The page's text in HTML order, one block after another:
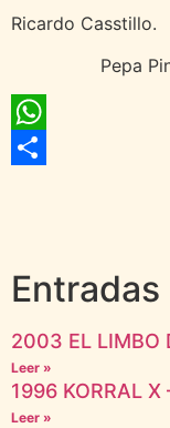
Ricardo Casstillo.
Pepa
WhatsApp
Entradas
2003 EL LIMBO
Leer »
1996 KORRAL X
Leer »